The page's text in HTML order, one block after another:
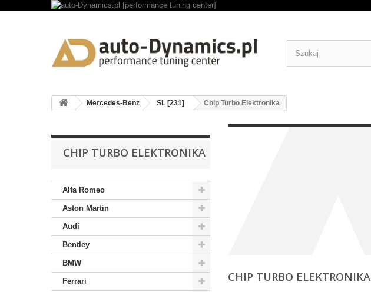
Mercedes-Benz SL [231] Chip Turbo Elektronika
CHIP TURBO ELEKTRONIKA
Alfa Romeo
Aston Martin
Audi
Bentley
BMW
Ferrari CHIP TURBO ELEKTRONIKA